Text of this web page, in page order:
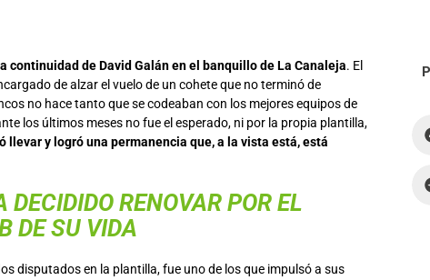
continuidad de David Galán en el banquillo de La Canaleja. El
de alzar el vuelo de un cohete que no terminó de
no hace tanto que se codeaban con los mejores equipos de
los últimos meses no fue el esperado, ni por la propia plantilla,
llevar y logró una permanencia que, a la vista está, está
RENOVAR POR EL
DE SU VIDA
disputados en la plantilla, fue uno de los que impulsó a sus